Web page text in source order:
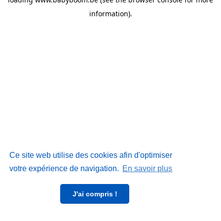
Ce site web utilise des cookies afin d'optimiser
votre expérience de navigation. En savoir plus
J'ai compris !
information).